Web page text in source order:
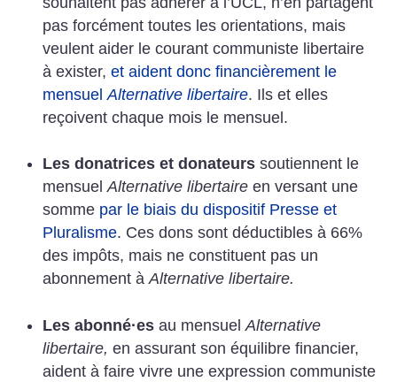
pas forcément toutes les orientations, mais
veulent aider le courant communiste libertaire
à exister, et aident donc financièrement le
mensuel Alternative libertaire. Ils et elles
reçoivent chaque mois le mensuel.
Les donatrices et donateurssoutiennent le
mensuelAlternative libertaireen versant une
somme par le biais du dispositif Presse et
Pluralisme. Ces dons sont déductibles à 66%
des impôts, mais ne constituent pas un
abonnement àAlternative libertaire.
Les abonné·esau mensuel Alternative
libertaire, en assurant son équilibre financier,
aident à faire vivre une expression communiste